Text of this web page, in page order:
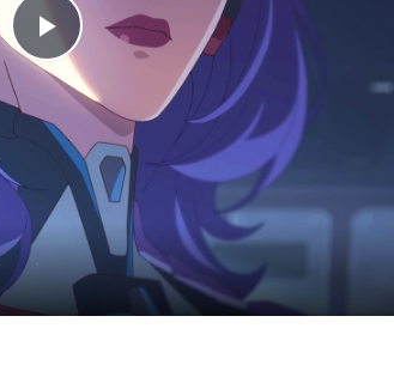
Play
Video